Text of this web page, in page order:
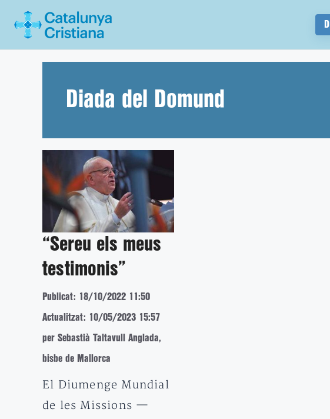
Diada del Domund
“Sereu els meus
testimonis”
Publicat: 18/10/2022 11:50
Actualitzat: 10/05/2023 15:57
per Sebastià Taltavull Anglada,
bisbe de Mallorca
El Diumenge Mundial
de les Missions —